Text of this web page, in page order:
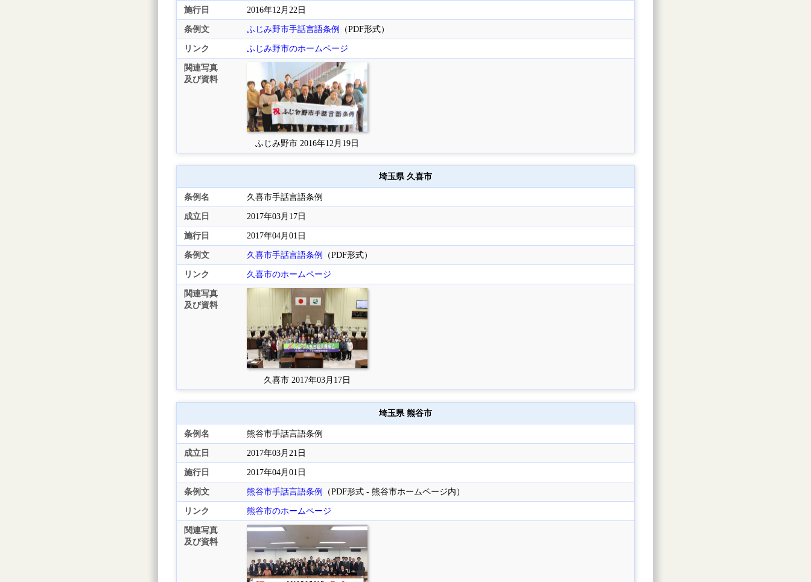
施行日 2016年12月22日
条例文 ふじみ野市手話言語条例 （PDF形式）
リンク ふじみ野市のホームページ
関連写真
及び資料
ふじみ野市 2016年12月19日
埼玉県 久喜市
条例名 久喜市手話言語条例
成立日 2017年03月17日
施行日 2017年04月01日
条例文 久喜市手話言語条例 （PDF形式）
リンク 久喜市のホームページ
関連写真
及び資料
久喜市 2017年03月17日
埼玉県 熊谷市
条例名 熊谷市手話言語条例
成立日 2017年03月21日
施行日 2017年04月01日
条例文 熊谷市手話言語条例 （PDF形式 - 熊谷市ホームページ内）
リンク 熊谷市のホームページ
関連写真
及び資料